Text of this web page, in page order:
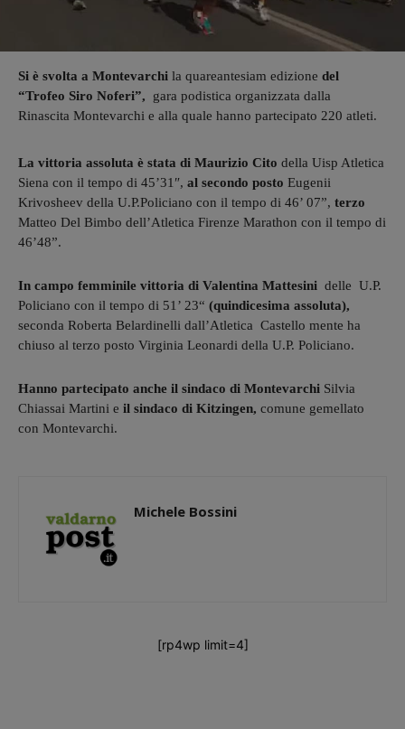
Si è svolta a Montevarchi la quareantesiam edizione del
“Trofeo Siro Noferi”,
gara podistica organizzata dalla
Rinascita Montevarchi e alla quale hanno partecipato 220 atleti.
La vittoria assoluta è stata di Maurizio Cito della Uisp Atletica
Siena con il tempo di 45’31″, al secondo posto Eugenii
Krivosheev della U.P.Policiano con il tempo di 46’ 07”, terzo
Matteo Del Bimbo dell’Atletica Firenze Marathon con il tempo di
46’48”.
In campo femminile vittoria di Valentina Mattesini delle U.P.
Policiano con il tempo di 51’ 23“ (quindicesima assoluta),
seconda Roberta Belardinelli dall’Atletica Castello mente ha
chiuso al terzo posto Virginia Leonardi della U.P. Policiano.
Hanno partecipato anche il sindaco di Montevarchi Silvia
Chiassai Martini e il sindaco di Kitzingen, comune gemellato
con Montevarchi.
Michele Bossini
[rp4wp limit=4]